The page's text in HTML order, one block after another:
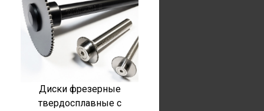
Диски фрезерные
твердосплавные с